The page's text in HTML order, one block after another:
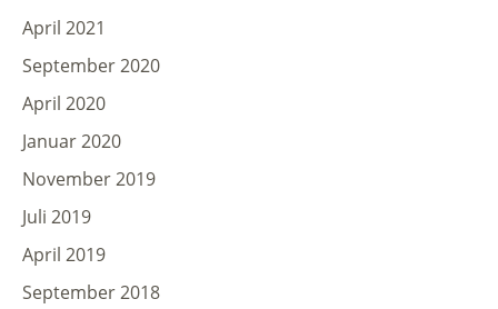
April 2021
September 2020
April 2020
Januar 2020
November 2019
Juli 2019
April 2019
September 2018